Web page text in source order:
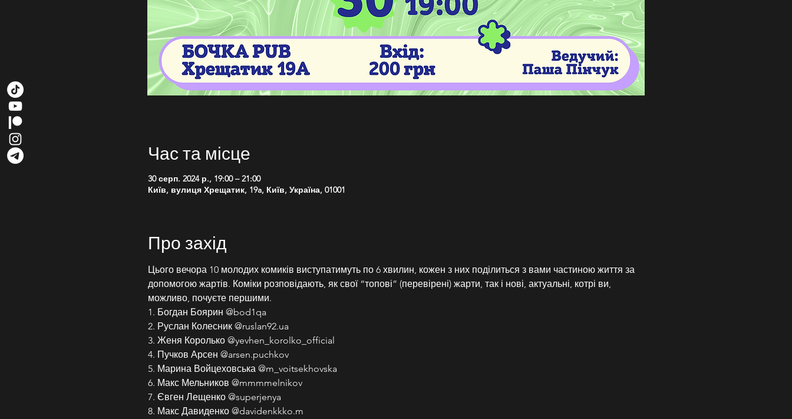
Час та місце
30 серп. 2024 р., 19:00 – 21:00
Київ, вулиця Хрещатик, 19a, Київ, Україна, 01001
Про захід
Цього вечора 10 молодих комиків виступатимуть по 6 хвилин, кожен з них поділиться з вами частиною життя за
допомогою жартів. Коміки розповідають, як свої “топові” (перевірені) жарти, так і нові, актуальні, котрі ви,
можливо, почуєте першими.
1. Богдан Боярин @bod1qa
2. Руслан Колесник @ruslan92.ua
3. Женя Королько @yevhen_korolko_official
4. Пучков Арсен @arsen.puchkov
5. Марина Войцеховська @m_voitsekhovska
6. Макс Мельников @mmmmelnikov
7. Євген Лещенко @superjenya
8. Макс Давиденко @davidenkkko.m